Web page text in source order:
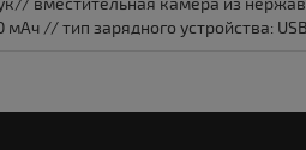
вместительная камера из
// тип зарядного устройства: